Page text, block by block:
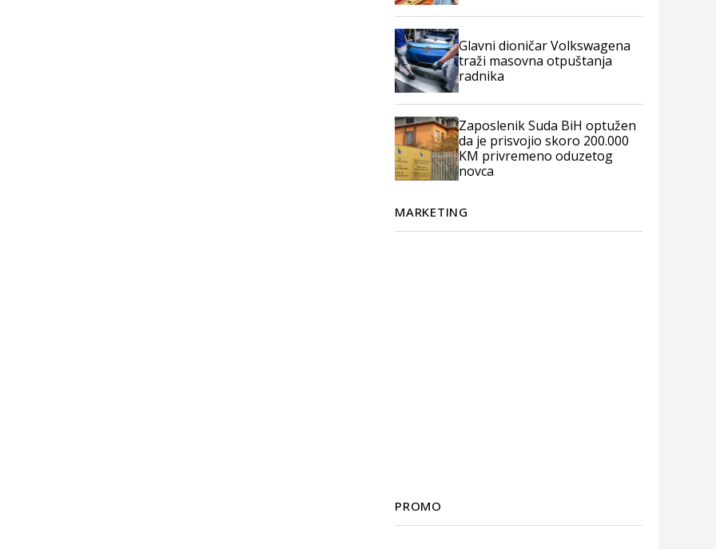
Glavni dioničar Volkswagena
traži masovna otpuštanja
radnika
Zaposlenik Suda BiH optužen
da je prisvojio skoro 200.000
KM privremeno oduzetog
novca
MARKETING
PROMO